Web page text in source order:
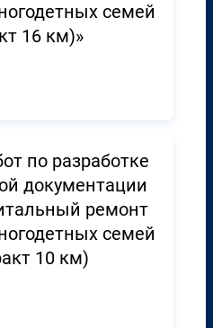
семей
16 км)»
по разработке
документации
ремонт
семей
10 км)